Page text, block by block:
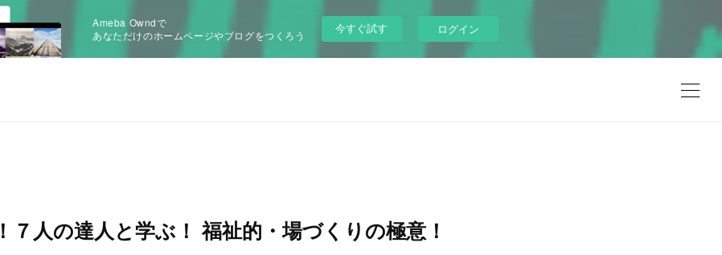
Ameba Owndで
あなただけのホームページやブログをつくろう
今すぐ試す ログイン
７人の達人と学ぶ！ 福祉的・場づくりの極意！